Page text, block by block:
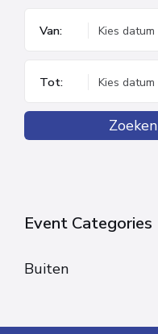
Van:
Tot:
Zoeken
Event Categories
Buiten